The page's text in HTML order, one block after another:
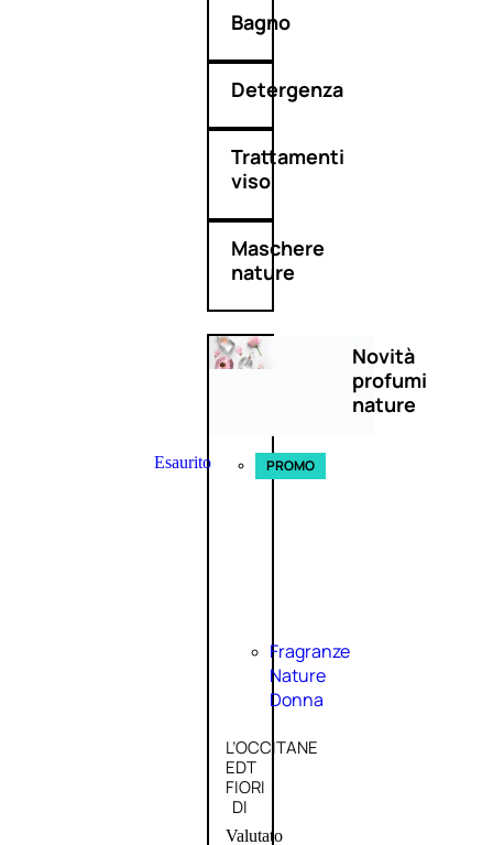
Bagno
Detergenza
Trattamenti
viso
Maschere
nature
Novità
profumi
nature
Esaurito PROMO
Fragranze
Nature
Donna
L’OCCITANE
EDT
FIORI
DI
Valutato